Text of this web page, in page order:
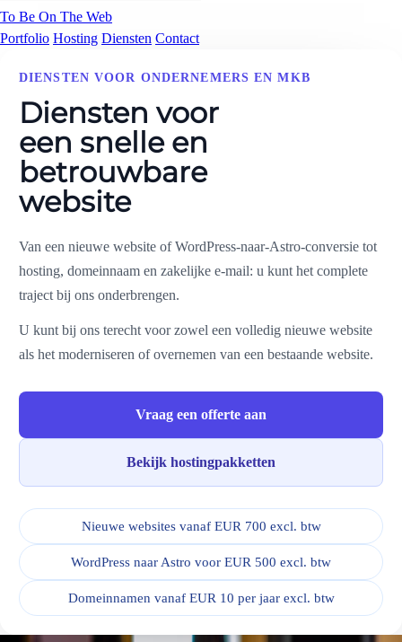
To Be On The Web
Portfolio Hosting Diensten Contact
DIENSTEN VOOR ONDERNEMERS EN MKB
Diensten voor
een snelle en
betrouwbare
website
Van een nieuwe website of WordPress-naar-Astro-conversie tot
hosting, domeinnaam en zakelijke e-mail: u kunt het complete
traject bij ons onderbrengen.
U kunt bij ons terecht voor zowel een volledig nieuwe website
als het moderniseren of overnemen van een bestaande website.
Vraag een offerte aan
Bekijk hostingpakketten
Nieuwe websites vanaf EUR 700 excl. btw
WordPress naar Astro voor EUR 500 excl. btw
Domeinnamen vanaf EUR 10 per jaar excl. btw